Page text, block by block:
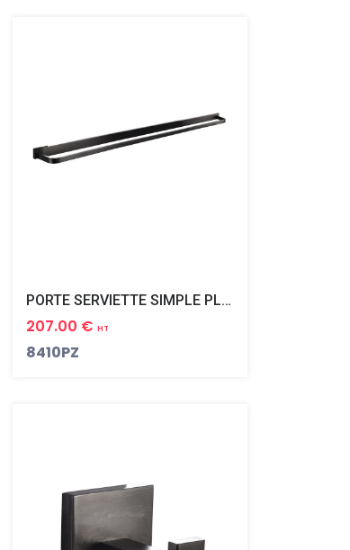
PORTE SERVIETTE SIMPLE PLAZA BLACK PVD NOIR MAT
207.00 € HT
8410PZ